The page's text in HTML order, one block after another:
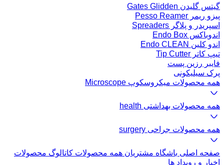
گیتس گلیدن Gates Glidden
پیزو ریمر Pesso Reamer
اسپریدر و پلاگر Spreaders
اندوباکس Endo Box
اندو کلین Endo CLEAN
تیپ کاتر Tip Cutter
فایبر رزین پست
پرک سیلیکونی
همه محصولات میکروسکوپ Microscope
همه محصولات بهداشتی health
همه محصولات جراحی surgery
صفحه اصلی باشگاه مشتریان همه محصولات کاتالوگ محصولات
اخبار و رویداد ها